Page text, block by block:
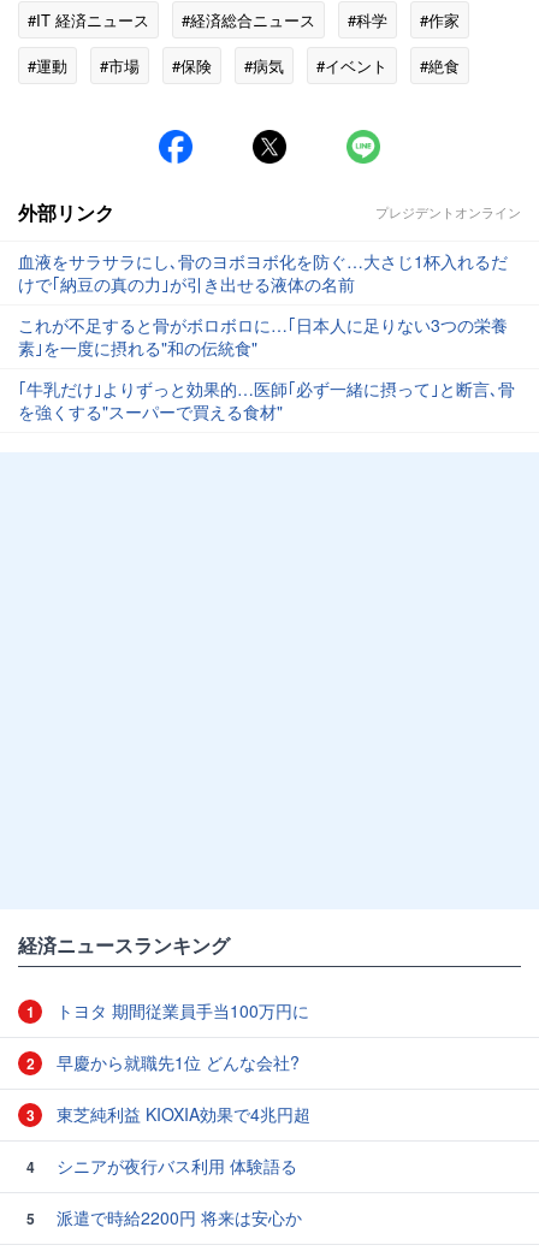
#IT 経済ニュース #経済総合ニュース #科学
#作家
#運動
#市場 #保険 #病気 #イベント
#絶食
外部リンク プレジデントオンライン
血液をサラサラにし､骨のヨボヨボ化を防ぐ…大さじ1杯入れるだ
けで｢納豆の真の力｣が引き出せる液体の名前
これが不足すると骨がボロボロに…｢日本人に足りない3つの栄養
素｣を一度に摂れる"和の伝統食"
｢牛乳だけ｣よりずっと効果的…医師｢必ず一緒に摂って｣と断言､骨
を強くする"スーパーで買える食材"
経済ニュースランキング
1 トヨタ 期間従業員手当100万円に
2 早慶から就職先1位 どんな会社?
3 東芝純利益 KIOXIA効果で4兆円超
4 シニアが夜行バス利用 体験語る
5
派遣で時給2200円 将来は安心か